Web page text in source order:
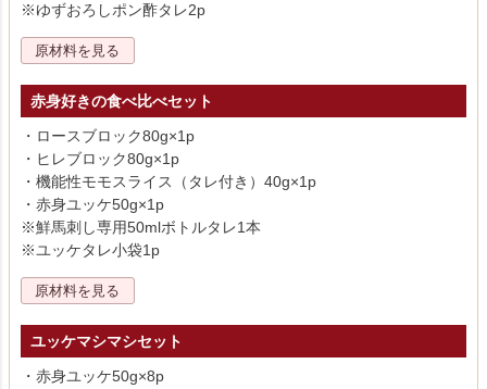
※ゆずおろしポン酢タレ2p
原材料を見る
赤身好きの食べ比べセット
・ロースブロック80g×1p
・ヒレブロック80g×1p
・機能性モモスライス（タレ付き）40g×1p
・赤身ユッケ50g×1p
※鮮馬刺し専用50mlボトルタレ1本
※ユッケタレ小袋1p
原材料を見る
ユッケマシマシセット
・赤身ユッケ50g×8p